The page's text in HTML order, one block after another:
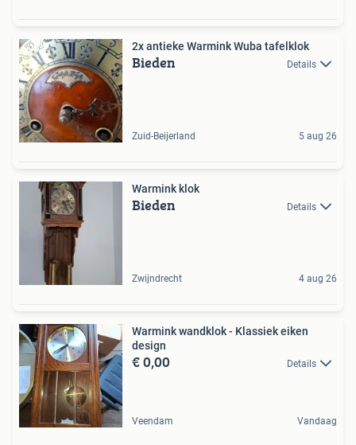
2x antieke Warmink Wuba tafelklok
Bieden Details
Zuid-Beijerland 5 aug 26
Warmink klok
Bieden Details
Zwijndrecht 4 aug 26
Warmink wandklok - Klassiek eiken
design
€ 0,00 Details
Veendam Vandaag